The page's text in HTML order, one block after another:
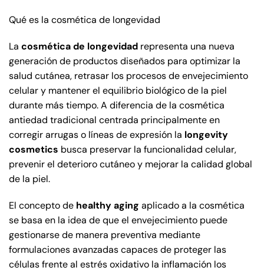
Qué es la cosmética de longevidad
La cosmética de longevidad representa una nueva
generación de productos diseñados para optimizar la
salud cutánea, retrasar los procesos de envejecimiento
celular y mantener el equilibrio biológico de la piel
durante más tiempo. A diferencia de la cosmética
antiedad tradicional centrada principalmente en
corregir arrugas o líneas de expresión la longevity
cosmetics busca preservar la funcionalidad celular,
prevenir el deterioro cutáneo y mejorar la calidad global
de la piel.
El concepto de healthy aging aplicado a la cosmética
se basa en la idea de que el envejecimiento puede
gestionarse de manera preventiva mediante
formulaciones avanzadas capaces de proteger las
células frente al estrés oxidativo la inflamación los